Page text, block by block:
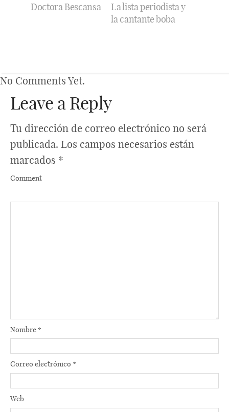
Doctora Bescansa
La lista periodista y
la cantante boba
No Comments Yet.
Leave a Reply
Tu dirección de correo electrónico no será
publicada. Los campos necesarios están
marcados *
Comment
Nombre *
Correo electrónico *
Web